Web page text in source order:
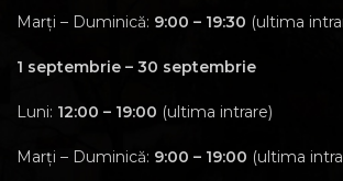
Marți – Duminică: 9:00 – 19:30 (ultima
1 septembrie – 30 septembrie
Luni: 12:00 – 19:00 (ultima intrare)
Marți – Duminică: 9:00 – 19:00 (ultima